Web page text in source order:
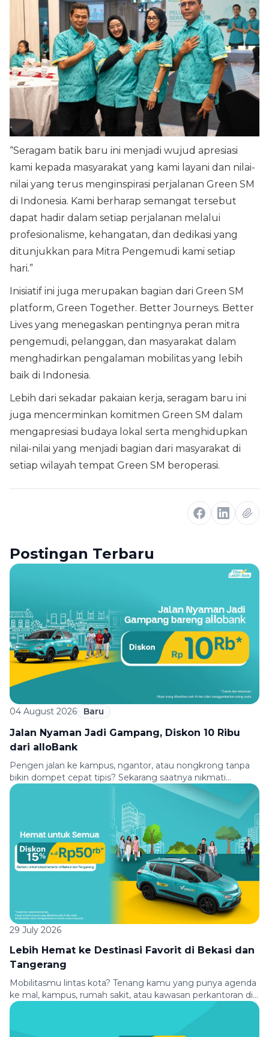
“Seragam batik baru ini menjadi wujud apresiasi
kami kepada masyarakat yang kami layani dan nilai-
nilai yang terus menginspirasi perjalanan Green SM
di Indonesia. Kami berharap semangat tersebut
dapat hadir dalam setiap perjalanan melalui
profesionalisme, kehangatan, dan dedikasi yang
ditunjukkan para Mitra Pengemudi kami setiap
hari.”
Inisiatif ini juga merupakan bagian dari Green SM
platform, Green Together. Better Journeys. Better
Lives yang menegaskan pentingnya peran mitra
pengemudi, pelanggan, dan masyarakat dalam
menghadirkan pengalaman mobilitas yang lebih
baik di Indonesia.
Lebih dari sekadar pakaian kerja, seragam baru ini
juga mencerminkan komitmen Green SM dalam
mengapresiasi budaya lokal serta menghidupkan
nilai-nilai yang menjadi bagian dari masyarakat di
setiap wilayah tempat Green SM beroperasi.
Postingan Terbaru
04 August 2026 Baru
Jalan Nyaman Jadi Gampang, Diskon 10 Ribu
dari alloBank
Pengen jalan ke kampus, ngantor, atau nongkrong tanpa
bikin dompet cepat tipis? Sekarang saatnya nikmati
perjalanan yang lebih hemat bareng Green SM dan
allobank. Bayar pakai Virtual Debit Card atau QRIS allobank,
dapatkan diskon Rp10.000 untuk perjalananmu. Berangkat
kuliah, kerja, atau aktivitas padat lainnya bisa kamu mulai
dengan nyaman, hemat, dan praktis. Syarat & Ketentuan
[…]
29 July 2026
Lebih Hemat ke Destinasi Favorit di Bekasi dan
Tangerang
Mobilitasmu lintas kota? Tenang kamu yang punya agenda
ke mal, kampus, rumah sakit, atau kawasan perkantoran di
Bekasi dan Tangerang, sekarang perjalananmu jadi lebih